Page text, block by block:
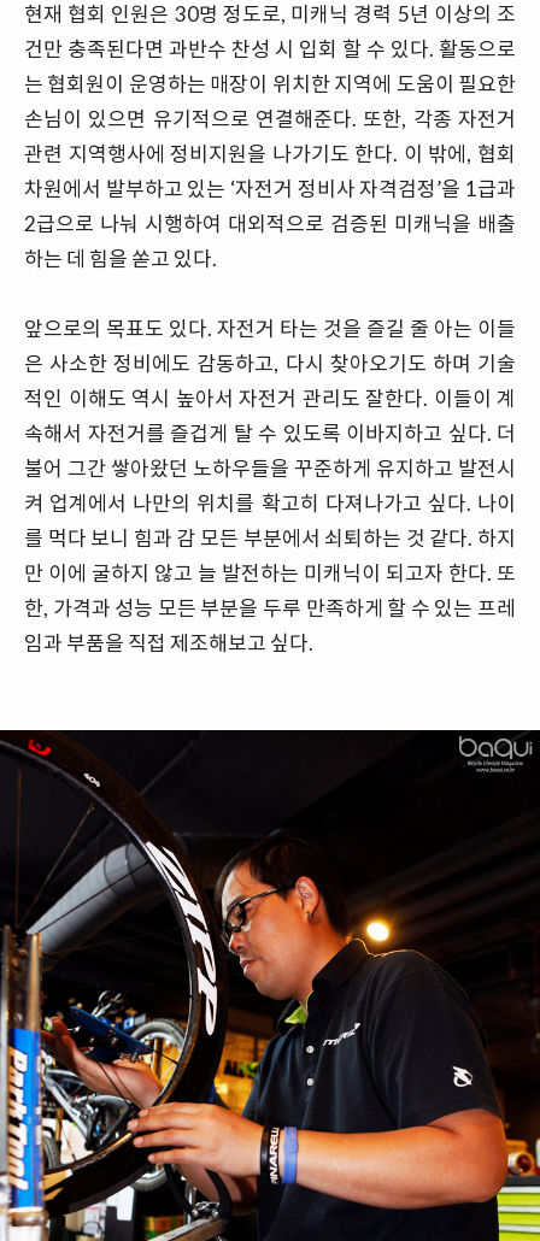
현재 협회 인원은 30명 정도로, 미캐닉 경력 5년 이상의 조
건만 충족된다면 과반수 찬성 시 입회 할 수 있다. 활동으로
는 협회원이 운영하는 매장이 위치한 지역에 도움이 필요한
손님이 있으면 유기적으로 연결해준다. 또한, 각종 자전거
관련 지역행사에 정비지원을 나가기도 한다. 이 밖에, 협회
차원에서 발부하고 있는 ‘자전거 정비사 자격검정’을 1급과
2급으로 나눠 시행하여 대외적으로 검증된 미캐닉을 배출
하는 데 힘을 쏟고 있다.
앞으로의 목표도 있다. 자전거 타는 것을 즐길 줄 아는 이들
은 사소한 정비에도 감동하고, 다시 찾아오기도 하며 기술
적인 이해도 역시 높아서 자전거 관리도 잘한다. 이들이 계
속해서 자전거를 즐겁게 탈 수 있도록 이바지하고 싶다. 더
불어 그간 쌓아왔던 노하우들을 꾸준하게 유지하고 발전시
켜 업계에서 나만의 위치를 확고히 다져나가고 싶다. 나이
를 먹다 보니 힘과 감 모든 부분에서 쇠퇴하는 것 같다. 하지
만 이에 굴하지 않고 늘 발전하는 미캐닉이 되고자 한다. 또
한, 가격과 성능 모든 부분을 두루 만족하게 할 수 있는 프레
임과 부품을 직접 제조해보고 싶다.